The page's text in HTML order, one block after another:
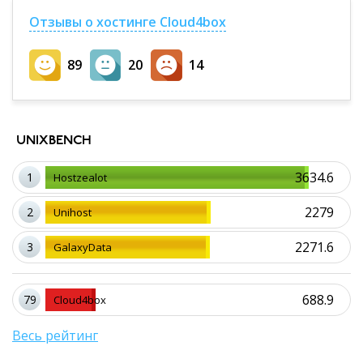
Отзывы о хостинге Cloud4box
89 20 14
UNIXBENCH
1 3634.6
Hostzealot
2 2279
Unihost
3 2271.6
GalaxyData
79 688.9
Cloud4box
Весь рейтинг